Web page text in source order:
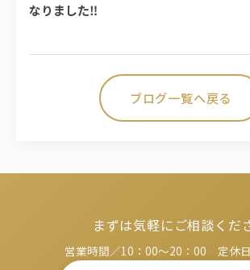
なりました‼
ブログ一覧へ戻る
まずは気軽にご相談くだ
営業時間／10：00～20：00 定休